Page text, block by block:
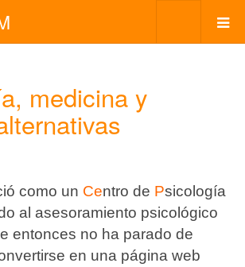
medicina y
como un Centro de Psicología
al asesoramiento psicológico
entonces no ha parado de
en una página web